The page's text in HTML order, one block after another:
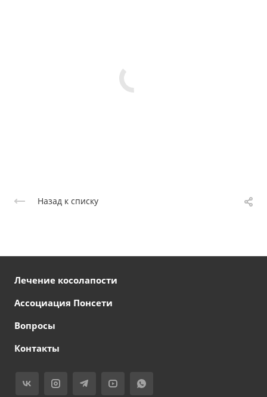
Назад к списку
Лечение косолапости
Ассоциация Понсети
Вопросы
Контакты